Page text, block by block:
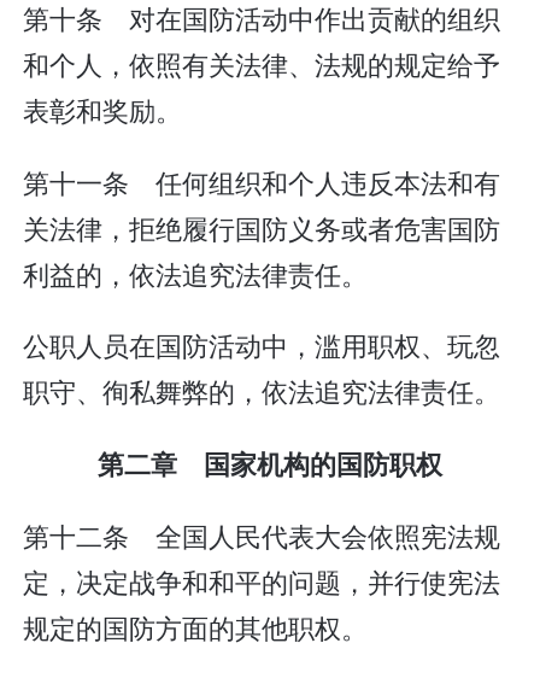
第十条 对在国防活动中作出贡献的组织
和个人，依照有关法律、法规的规定给予
表彰和奖励。
第十一条 任何组织和个人违反本法和有
关法律，拒绝履行国防义务或者危害国防
利益的，依法追究法律责任。
公职人员在国防活动中，滥用职权、玩忽
职守、徇私舞弊的，依法追究法律责任。
第二章 国家机构的国防职权
第十二条 全国人民代表大会依照宪法规
定，决定战争和和平的问题，并行使宪法
规定的国防方面的其他职权。